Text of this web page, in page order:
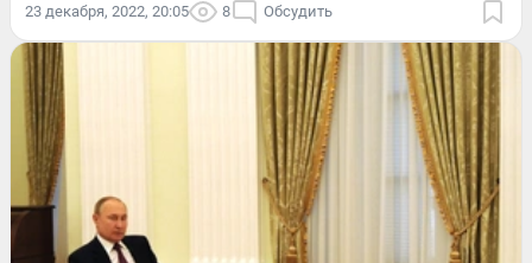
23 декабря, 2022, 20:05 8 Обсудить